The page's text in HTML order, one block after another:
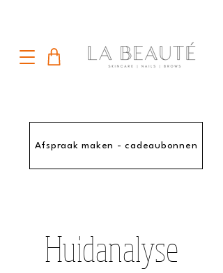
Afspraak maken - cadeaubonnen
Huidanalyse